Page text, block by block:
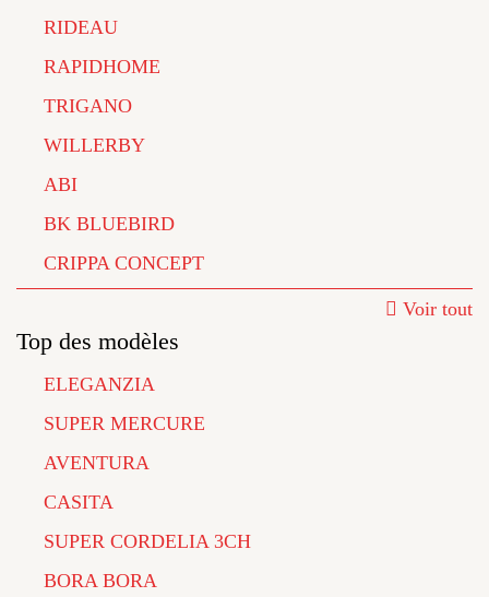
RIDEAU
RAPIDHOME
TRIGANO
WILLERBY
ABI
BK BLUEBIRD
CRIPPA CONCEPT
Voir tout
Top des modèles
ELEGANZIA
SUPER MERCURE
AVENTURA
CASITA
SUPER CORDELIA 3CH
BORA BORA